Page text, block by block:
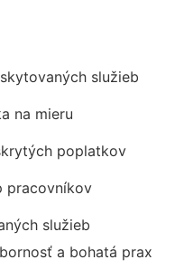
služieb
na mieru
poplatkov
pracovníkov
služieb
a bohatá prax